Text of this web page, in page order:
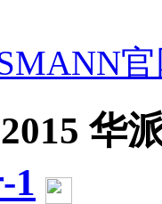
华
1